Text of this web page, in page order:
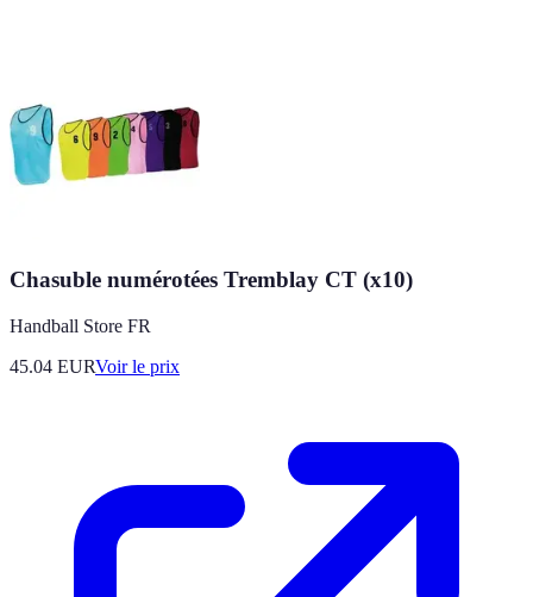
Chasuble numérotées Tremblay CT (x10)
Handball Store FR
45.04 EURVoir le prix